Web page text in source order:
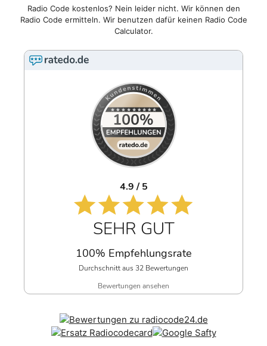
Radio Code kostenlos? Nein leider nicht. Wir können den
Radio Code ermitteln. Wir benutzen dafür keinen Radio Code
Calculator.
4.9 / 5
SEHR GUT
100% Empfehlungsrate
Durchschnitt aus 32 Bewertungen
Bewertungen ansehen